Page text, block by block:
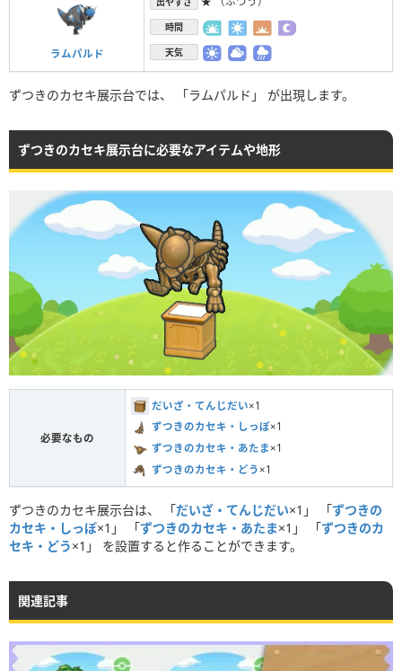
ラムパルド
時間
天気
ずつきのカセキ展示台では、 「ラムパルド」 が出現します。
ずつきのカセキ展示台に必要なアイテムや地形
必要なもの
だいざ・てんじだい×1
ずつきのカセキ・しっぽ×1
ずつきのカセキ・あたま ×1
ずつきのカセキ・どう ×1
ずつきのカセキ展示台は、 「だいざ・てんじだい×1」 「ずつきの
カセキ・しっぽ×1」 「ずつきのカセキ・あたま×1」 「ずつきのカ
セキ・どう×1」 を設置すると作ることができます。
関連記事